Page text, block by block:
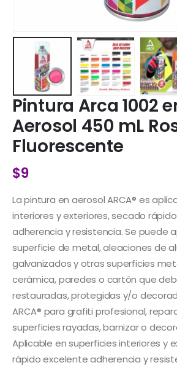
Pintura Arca 1002
Aerosol 450 mL
Fluorescente
$9
La pintura en aerosol ARCA® es
interiores y exteriores, secado
adherencia y resistencia. Se puede
superficie de metal, aleaciones de
galvanizados y otras superficies
cerámica, paredes o cartón que
restauradas, protegidas y/o
ARCA® para grafiti profesional,
superficies rayadas, barnizar o
Aplicable en superficies interiores y
rápido excelente adherencia y